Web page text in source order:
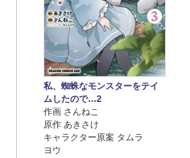
私、蜘蛛なモンスターをテイ
ムしたので…2
作画 さんねこ
原作 あきさけ
キャラクター原案 タムラ
ヨウ